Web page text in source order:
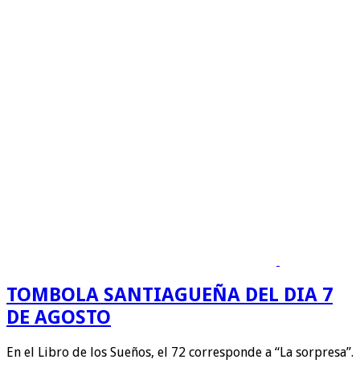
TOMBOLA SANTIAGUEÑA DEL DIA 7
DE AGOSTO
En el Libro de los Sueños, el 72 corresponde a “La sorpresa”.